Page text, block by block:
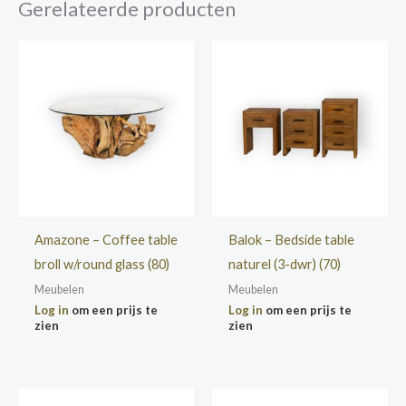
Gerelateerde producten
Amazone – Coffee table
broll w/round glass (80)
Meubelen
Log in om een prijs te
zien
Balok – Bedside table
naturel (3-dwr) (70)
Meubelen
Log in om een prijs te
zien